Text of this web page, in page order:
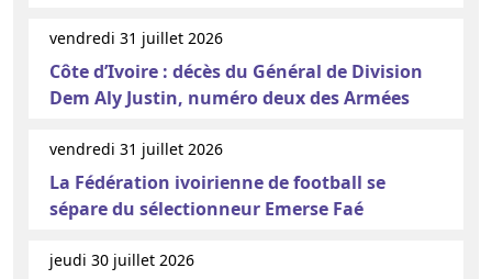
vendredi 31 juillet 2026
Côte d’Ivoire : décès du Général de Division
Dem Aly Justin, numéro deux des Armées
vendredi 31 juillet 2026
La Fédération ivoirienne de football se
sépare du sélectionneur Emerse Faé
jeudi 30 juillet 2026